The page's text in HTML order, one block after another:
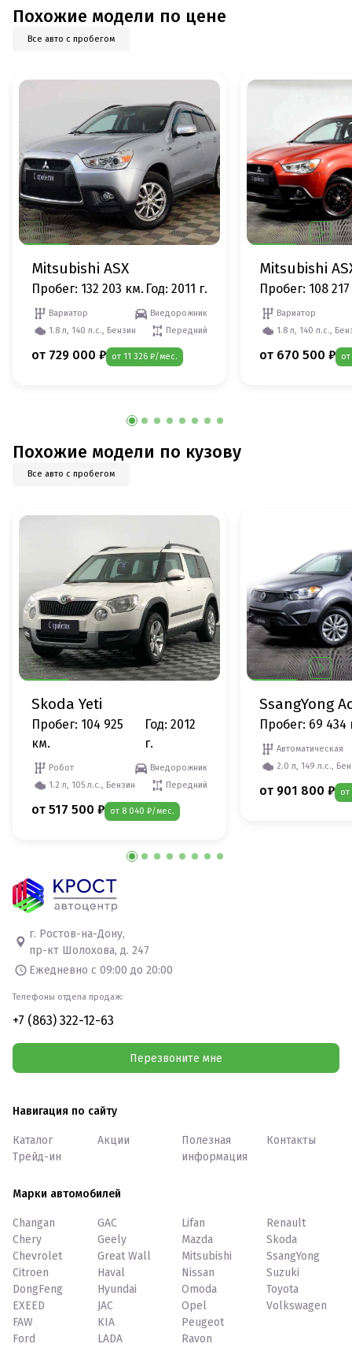
Похожие модели по цене
Все авто с пробегом
Mitsubishi ASX
Пробег: 132 203 км. Год: 2011 г.
Вариатор
Внедорожник
1.8 л, 140 л.с., Бензин
Передний
от 729 000 ₽ от 11 326 ₽/мес.
Mitsubishi
Пробег: 108
Вариатор
1.8 л, 140 л.с.,
от 670 500 ₽
Похожие модели по кузову
Все авто с пробегом
Skoda Yeti
Пробег: 104 925
км.
Год: 2012
г.
Робот
Внедорожник
1.2 л, 105 л.с., Бензин
Передний
от 517 500 ₽ от 8 040 ₽/мес.
SsangYong
Пробег: 69 434
Автоматическая
2.0 л, 149 л.с.,
от 901 800 ₽
г. Ростов-на-Дону,
пр-кт Шолохова, д. 247
Ежедневно с 09:00 до 20:00
Телефоны отдела продаж:
+7 (863) 322-12-63
Перезвоните мне
Навигация по сайту
Каталог
Трейд-ин
Акции
Полезная
информация
Контакты
Марки автомобилей
Changan
Chery
Chevrolet
Citroen
DongFeng
EXEED
FAW
Ford
GAC
Geely
Great Wall
Haval
Hyundai
JAC
KIA
LADA
Lifan
Mazda
Mitsubishi
Nissan
Omoda
Opel
Peugeot
Ravon
Renault
Skoda
SsangYong
Suzuki
Toyota
Volkswagen